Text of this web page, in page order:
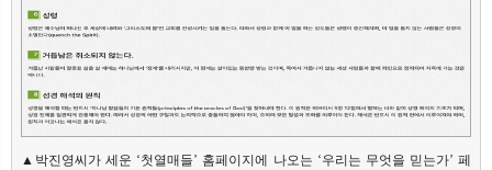
▲박진영씨가 세운 ‘첫열매들’ 홈페이지에 나오는 ‘우리는 무엇을 믿는가’ 페